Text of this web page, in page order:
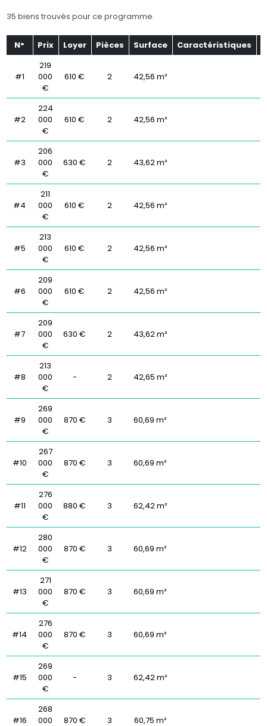
35 biens trouvés pour ce programme
N° Prix Loyer Pièces Surface Caractéristiques
#1
219
000
€
610 € 2 42,56 m²
#2
224
000
€
610 € 2 42,56 m²
#3
206
000
€
630 € 2 43,62 m²
#4
211
000
€
610 € 2 42,56 m²
#5
213
000
€
610 € 2 42,56 m²
#6
209
000
€
610 € 2 42,56 m²
#7
209
000
€
630 € 2 43,62 m²
#8
213
000
€
- 2 42,65 m²
#9
269
000
€
870 € 3 60,69 m²
#10
267
000
€
870 € 3 60,69 m²
#11
276
000
€
880 € 3 62,42 m²
#12
280
000
€
870 € 3 60,69 m²
#13
271
000
€
870 € 3 60,69 m²
#14
276
000
€
870 € 3 60,69 m²
#15
269
000
€
- 3 62,42 m²
#16
268
000
870 € 3 60,75 m²